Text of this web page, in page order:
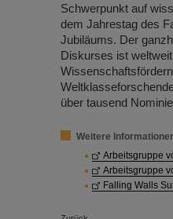
Schwerpunkt auf
dem Jahrestag des
Jubiläums. Der
Diskurses ist
über tausend
Weitere
Arbeitsgruppe
Arbeitsgruppe
Falling Walls